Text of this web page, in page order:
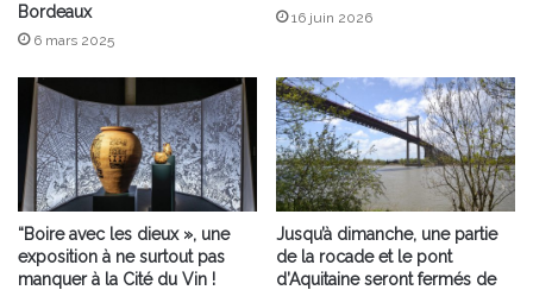
Bordeaux
6 mars 2025
16 juin 2026
“Boire avec les dieux », une
exposition à ne surtout pas
manquer à la Cité du Vin !
Jusqu’à dimanche, une partie
de la rocade et le pont
d’Aquitaine seront fermés de